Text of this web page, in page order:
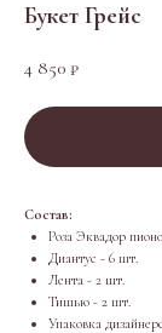
Букет Грейс
4 850 ₽
Состав:
Роза Эквадор
Диантус - 6 шт.
Лента - 2 шт.
Тишью - 2 шт.
Упаковка